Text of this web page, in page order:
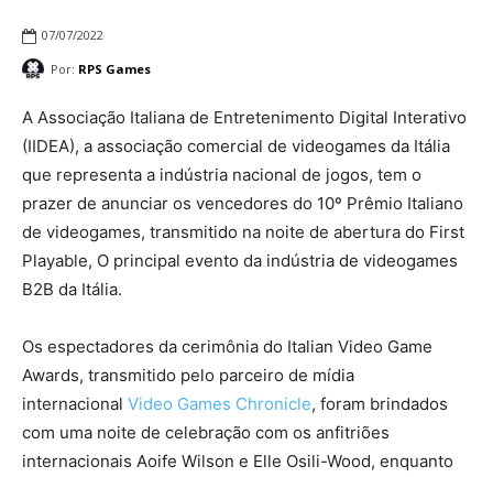
07/07/2022
Por: RPS Games
A Associação Italiana de Entretenimento Digital Interativo
(IIDEA), a associação comercial de videogames da Itália
que representa a indústria nacional de jogos, tem o
prazer de anunciar os vencedores do 10º Prêmio Italiano
de videogames, transmitido na noite de abertura do First
Playable, O principal evento da indústria de videogames
B2B da Itália.
Os espectadores da cerimônia do Italian Video Game
Awards, transmitido pelo parceiro de mídia
internacional Video Games Chronicle, foram brindados
com uma noite de celebração com os anfitriões
internacionais Aoife Wilson e Elle Osili-Wood, enquanto